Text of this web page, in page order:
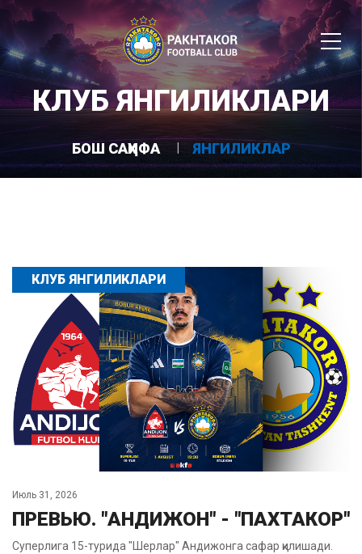
КЛУБ ЯНГИЛИКЛАРИ
БОШ САҲИФА ЯНГИЛИКЛАР
КЛУБ ЯНГИЛИКЛАРИ
Июль 31, 2026
ПРЕВЬЮ. "АНДИЖОН" - "ПАХТАКОР"
Суперлига 15-турида "Шерлар" Андижонга сафар қилишади.